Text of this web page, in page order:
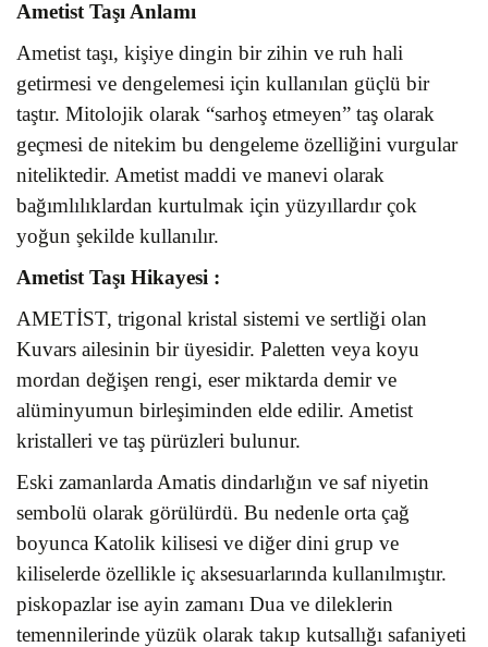
Ametist Taşı Anlamı
Ametist taşı, kişiye dingin bir zihin ve ruh hali
getirmesi ve dengelemesi için kullanılan güçlü bir
taştır. Mitolojik olarak “sarhoş etmeyen” taş olarak
geçmesi de nitekim bu dengeleme özelliğini vurgular
niteliktedir. Ametist maddi ve manevi olarak
bağımlılıklardan kurtulmak için yüzyıllardır çok
yoğun şekilde kullanılır.
Ametist Taşı Hikayesi :
AMETİST, trigonal kristal sistemi ve sertliği olan
Kuvars ailesinin bir üyesidir. Paletten veya koyu
mordan değişen rengi, eser miktarda demir ve
alüminyumun birleşiminden elde edilir. Ametist
kristalleri ve taş pürüzleri bulunur.
Eski zamanlarda Amatis dindarlığın ve saf niyetin
sembolü olarak görülürdü. Bu nedenle orta çağ
boyunca Katolik kilisesi ve diğer dini grup ve
kiliselerde özellikle iç aksesuarlarında kullanılmıştır.
piskopazlar ise ayin zamanı Dua ve dileklerin
temennilerinde yüzük olarak takıp kutsallığı safaniyeti